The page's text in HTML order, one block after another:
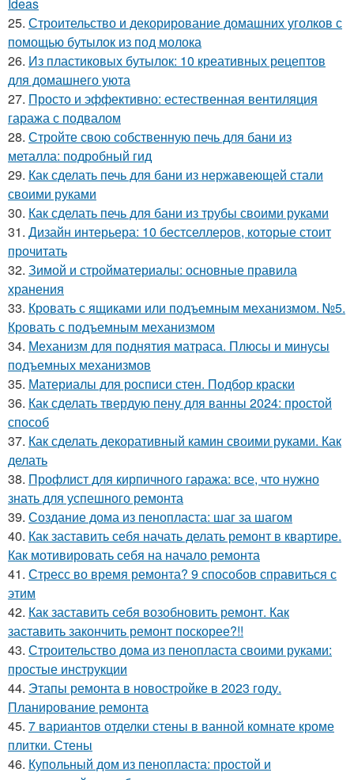
25. Строительство и декорирование домашних уголков с
помощью бутылок из под молока
26. Из пластиковых бутылок: 10 креативных рецептов
для домашнего уюта
27. Просто и эффективно: естественная вентиляция
гаража с подвалом
28. Стройте свою собственную печь для бани из
металла: подробный гид
29. Как сделать печь для бани из нержавеющей стали
своими руками
30. Как сделать печь для бани из трубы своими руками
31. Дизайн интерьера: 10 бестселлеров, которые стоит
прочитать
32. Зимой и стройматериалы: основные правила
хранения
33. Кровать с ящиками или подъемным механизмом. №5.
Кровать с подъемным механизмом
34. Механизм для поднятия матраса. Плюсы и минусы
подъемных механизмов
35. Материалы для росписи стен. Подбор краски
36. Как сделать твердую пену для ванны 2024: простой
способ
37. Как сделать декоративный камин своими руками. Как
делать
38. Профлист для кирпичного гаража: все, что нужно
знать для успешного ремонта
39. Создание дома из пенопласта: шаг за шагом
40. Как заставить себя начать делать ремонт в квартире.
Как мотивировать себя на начало ремонта
41. Стресс во время ремонта? 9 способов справиться с
этим
42. Как заставить себя возобновить ремонт. Как
заставить закончить ремонт поскорее?!!
43. Строительство дома из пенопласта своими руками:
простые инструкции
44. Этапы ремонта в новостройке в 2023 году.
Планирование ремонта
45. 7 вариантов отделки стены в ванной комнате кроме
плитки. Стены
46. Купольный дом из пенопласта: простой и